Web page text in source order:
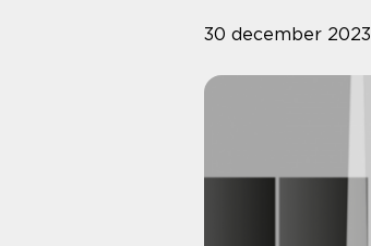
30 december 2023